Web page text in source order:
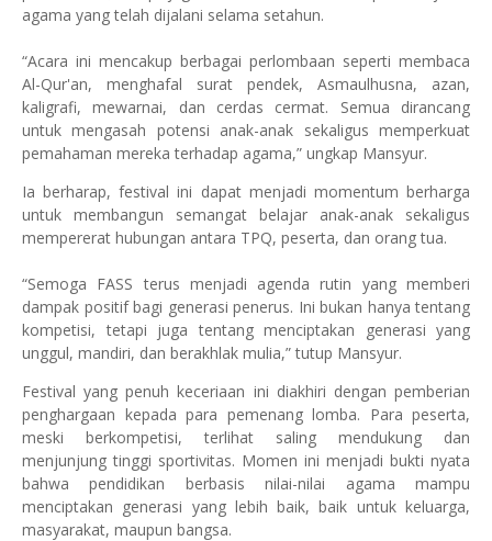
agama yang telah dijalani selama setahun.
“Acara ini mencakup berbagai perlombaan seperti membaca
Al-Qur'an, menghafal surat pendek, Asmaulhusna, azan,
kaligrafi, mewarnai, dan cerdas cermat. Semua dirancang
untuk mengasah potensi anak-anak sekaligus memperkuat
pemahaman mereka terhadap agama,” ungkap Mansyur.
Ia berharap, festival ini dapat menjadi momentum berharga
untuk membangun semangat belajar anak-anak sekaligus
mempererat hubungan antara TPQ, peserta, dan orang tua.
“Semoga FASS terus menjadi agenda rutin yang memberi
dampak positif bagi generasi penerus. Ini bukan hanya tentang
kompetisi, tetapi juga tentang menciptakan generasi yang
unggul, mandiri, dan berakhlak mulia,” tutup Mansyur.
Festival yang penuh keceriaan ini diakhiri dengan pemberian
penghargaan kepada para pemenang lomba. Para peserta,
meski berkompetisi, terlihat saling mendukung dan
menjunjung tinggi sportivitas. Momen ini menjadi bukti nyata
bahwa pendidikan berbasis nilai-nilai agama mampu
menciptakan generasi yang lebih baik, baik untuk keluarga,
masyarakat, maupun bangsa.